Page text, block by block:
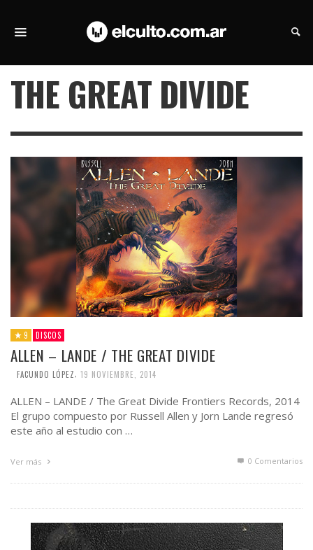
THE GREAT DIVIDE
9 DISCOS
ALLEN – LANDE / THE GREAT DIVIDE
FACUNDO LÓPEZ, 19 NOVIEMBRE, 2014
ALLEN – LANDE / The Great Divide Frontiers Records, 2014
El grupo compuesto por Russell Allen y Jorn Lande regresó
este año al estudio con …
Ver más 0 Comentarios